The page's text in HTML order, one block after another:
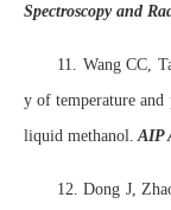
Spectroscopy and
11. Wang CC,
y of temperature and
liquid methanol. AIP
12. Dong J,